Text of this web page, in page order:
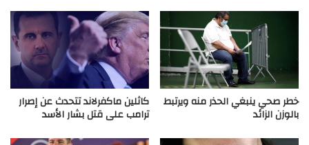
خطر صحي ينبغي الحذر منه ويرتبط
بالوزن الزائد
كاثلين ماكفرلاند تتحدث عن إصرار
ترامب على قتل بشار الأسد